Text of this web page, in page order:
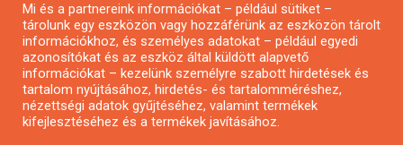
Pályázatírás civil szervezeteknek
Pályázatírás önkormányzatoknak
Pályázatfigyelés
Specifikus pályázatfigyelés vagy hírlevél
Mi és a partnereink információkat – például sütiket –
tárolunk egy eszközön vagy hozzáférünk az eszközön tárolt
információkhoz, és személyes adatokat – például egyedi
azonosítókat és az eszköz által küldött alapvető
információkat – kezelünk személyre szabott hirdetések és
tartalom nyújtásához, hirdetés- és tartalomméréshez,
nézettségi adatok gyűjtéséhez, valamint termékek
kifejlesztéséhez és a termékek javításához.